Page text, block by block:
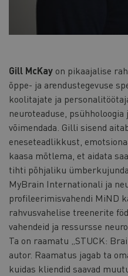
Gill McKay on pikaajalise
õppe- ja arendustegevuse
koolitajate ja
neuroteaduse,
võimendada. Gilli sisend
eneseteadlikkust,
kaasa mõtlema, et aidata
tihti põhjaliku
MyBrain Internationali ja
profileerimisvahendi MiND
rahvusvahelise treenerite
vahendeid ja ressursse
Ta on raamatu „STUCK:
autor. Raamatus jagab ta
kuidas kliendid saavad